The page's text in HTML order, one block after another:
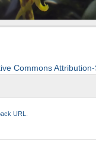
Commons
URL